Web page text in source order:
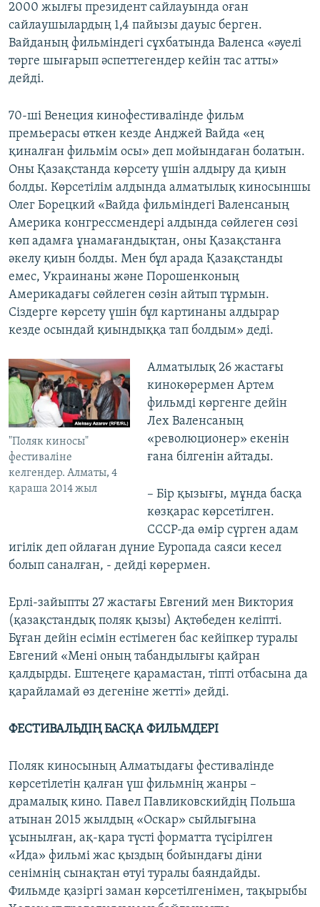
2000 жылғы президент сайлауында оған
сайлаушылардың 1,4 пайызы дауыс берген.
Вайданың фильміндегі сұхбатында Валенса «әуелі
төрге шығарып әспеттегендер кейін тас атты»
дейді.
70-ші Венеция кинофестивалінде фильм
премьерасы өткен кезде Анджей Вайда «ең
қиналған фильмім осы» деп мойындаған болатын.
Оны Қазақстанда көрсету үшін алдыру да қиын
болды. Көрсетілім алдында алматылық киносыншы
Олег Борецкий «Вайда фильміндегі Валенсаның
Америка конгрессмендері алдында сөйлеген сөзі
көп адамға ұнамағандықтан, оны Қазақстанға
әкелу қиын болды. Мен бұл арада Қазақстанды
емес, Украинаны және Порошенконың
Америкадағы сөйлеген сөзін айтып тұрмын.
Сіздерге көрсету үшін бұл картинаны алдырар
кезде осындай қиындыққа тап болдым» деді.
"Поляк киносы"
фестиваліне
келгендер. Алматы, 4
қараша 2014 жыл
Алматылық 26 жастағы
кинокөрермен Артем
фильмді көргенге дейін
Лех Валенсаның
«революционер» екенін
ғана білгенін айтады.
– Бір қызығы, мұнда басқа
көзқарас көрсетілген.
СССР-да өмір сүрген адам
игілік деп ойлаған дүние Еуропада саяси кесел
болып саналған, - дейді көрермен.
Ерлі-зайыпты 27 жастағы Евгений мен Виктория
(қазақстандық поляк қызы) Ақтөбеден келіпті.
Бұған дейін есімін естімеген бас кейіпкер туралы
Евгений «Мені оның табандылығы қайран
қалдырды. Ештеңеге қарамастан, тіпті отбасына да
қарайламай өз дегеніне жетті» дейді.
ФЕСТИВАЛЬДІҢ БАСҚА ФИЛЬМДЕРІ
Поляк киносының Алматыдағы фестивалінде
көрсетілетін қалған үш фильмнің жанры –
драмалық кино. Павел Павликовскийдің Польша
атынан 2015 жылдың «Оскар» сыйлығына
ұсынылған, ақ-қара түсті форматта түсірілген
«Ида» фильмі жас қыздың бойындағы діни
сенімнің сынақтан өтуі туралы баяндайды.
Фильмде қазіргі заман көрсетілгенімен, тақырыбы